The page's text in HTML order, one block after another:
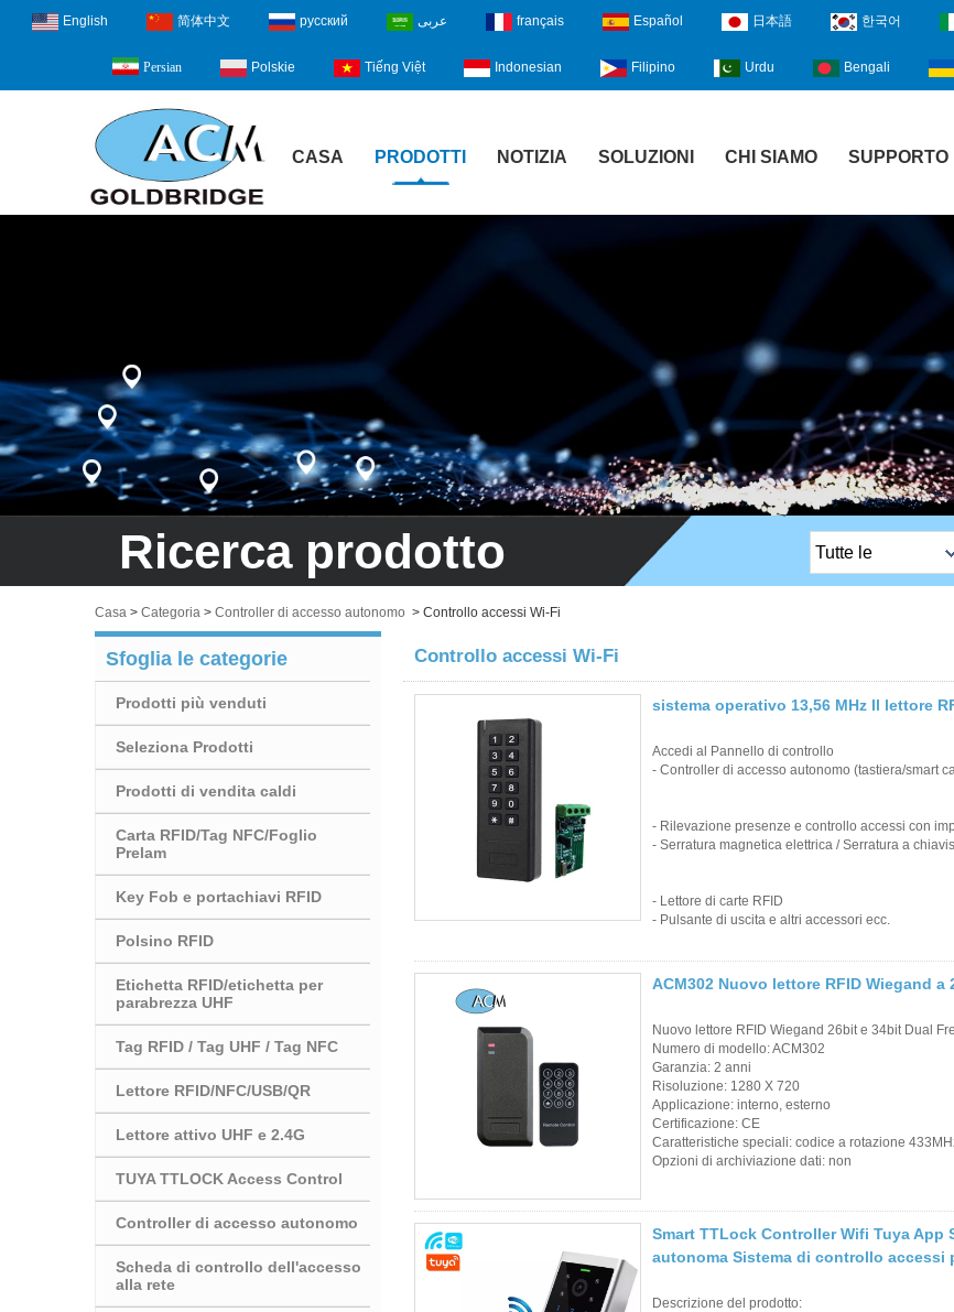
English 简体中文 русский عربى français Español 日本語 한국어
Persian Polskie Tiếng Việt Indonesian Filipino Urdu Bengali
CASA PRODOTTI NOTIZIA SOLUZIONI CHI SIAMO SUPPORTO
Ricerca prodotto Tutte le
bordo EM
Pulsante Esci
Serratura per porta
Controllo di accesso
Sensori di allarme
degli accessi
Seleziona Prodotti
Prodotti di vendita
Casa > Categoria > Controller di accesso autonomo > Controllo accessi Wi-Fi
Sfoglia le categorie
Prodotti più venduti
Seleziona Prodotti
Prodotti di vendita caldi
Carta RFID/Tag NFC/Foglio
Prelam
Key Fob e portachiavi RFID
Polsino RFID
Etichetta RFID/etichetta per
parabrezza UHF
Tag RFID / Tag UHF / Tag NFC
Lettore RFID/NFC/USB/QR
Lettore attivo UHF e 2.4G
TUYA TTLOCK Access Control
Controller di accesso autonomo
Scheda di controllo dell'accesso
alla rete
Controllo accessi Wi-Fi
sistema operativo 13,56 MHz Il lettore
Accedi al Pannello di controllo
- Controller di accesso autonomo (tastiera/smart
- Rilevazione presenze e controllo accessi con
- Serratura magnetica elettrica / Serratura a
- Lettore di carte RFID
- Pulsante di uscita e altri accessori ecc.
ACM302 Nuovo lettore RFID Wiegand
Nuovo lettore RFID Wiegand 26bit e 34bit Dual
Numero di modello: ACM302
Garanzia: 2 anni
Risoluzione: 1280 X 720
Applicazione: interno, esterno
Certificazione: CE
Caratteristiche speciali: codice a rotazione
Opzioni di archiviazione dati: non
Smart TTLock Controller Wifi Tuya
autonoma Sistema di controllo accessi
Descrizione del prodotto: